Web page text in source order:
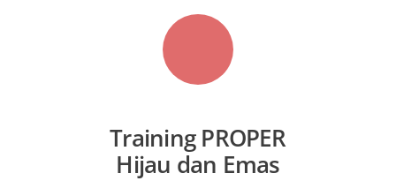
Training PROPER
Hijau dan Emas